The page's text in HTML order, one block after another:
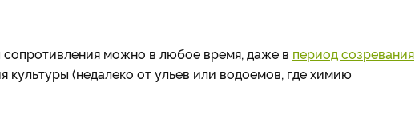
можно в любое время, даже в период созревания
культуры (недалеко от ульев или водоемов, где химию